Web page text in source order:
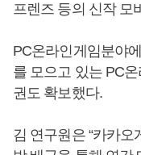
프렌즈 등의 신작 모
PC온라인게임분야
를 모으고 있는 PC온
권도 확보했다.
김 연구원은 “카카